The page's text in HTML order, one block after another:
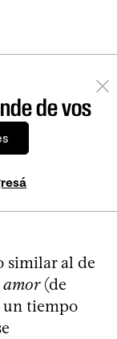
de vos
similar al de
amor(de
un tiempo